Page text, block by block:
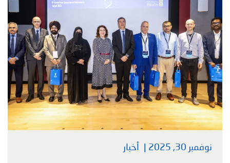
نوفمبر 30, 2025 أخبار